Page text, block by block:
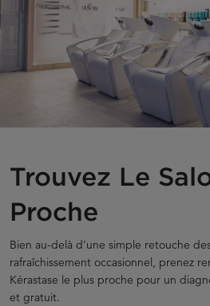
Trouvez Le
Proche
Bien au-delà d’une simple retouche
rafraîchissement occasionnel, prenez
Kérastase le plus proche pour un
et gratuit.